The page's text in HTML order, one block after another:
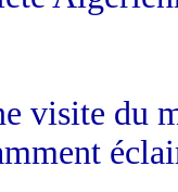
visite du